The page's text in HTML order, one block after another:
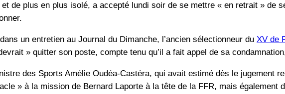
de plus en plus isolé, a accepté lundi soir de se mettre « en retrait » de
un entretien au Journal du Dimanche, l’ancien sélectionneur du XV de
» quitter son poste, compte tenu qu’il a fait appel de sa
des Sports Amélie Oudéa-Castéra, qui avait estimé dès le jugement
» à la mission de Bernard Laporte à la tête de la FFR, mais également